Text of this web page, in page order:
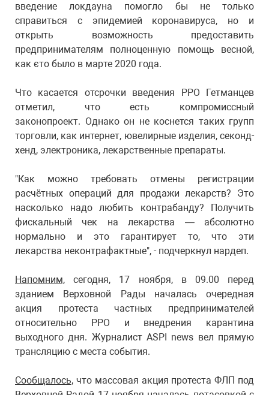
введение локдауна помогло бы не только
справиться с эпидемией коронавируса, но и
открыть возможность предоставить
предпринимателям полноценную помощь весной,
как єто было в марте 2020 года.
Что касается отсрочки введения РРО Гетманцев
отметил, что есть компромиссный
законопроект. Однако он не коснется таких групп
торговли, как интернет, ювелирные изделия, секонд-
хенд, электроника, лекарственные препараты.
"Как можно требовать отмены регистрации
расчётных операций для продажи лекарств? Это
насколько надо любить контрабанду? Получить
фискальный чек на лекарства — абсолютно
нормально и это гарантирует то, что эти
лекарства неконтрафактные", - подчеркнул нардеп.
Напомним, сегодня, 17 ноября, в 09.00 перед
зданием Верховной Рады началась очередная
акция протеста частных предпринимателей
относительно РРО и внедрения карантина
выходного дня. Журналист ASPI news вел прямую
трансляцию с места события.
Сообщалось, что массовая акция протеста ФЛП под